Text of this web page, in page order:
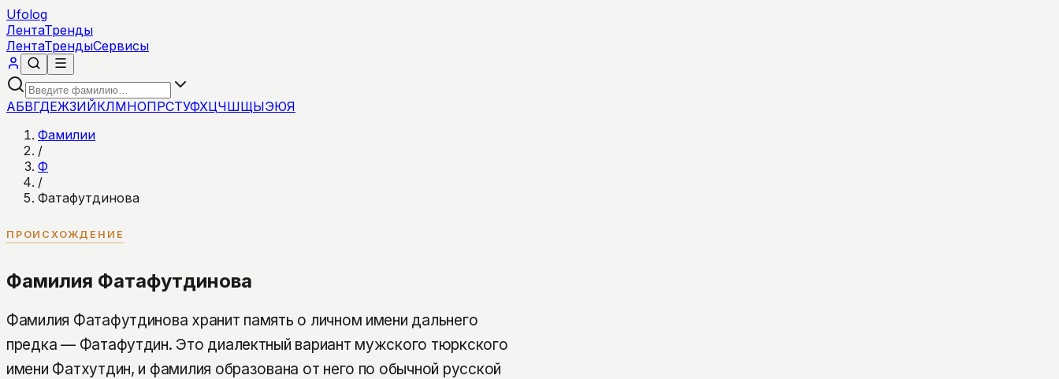
Ufolog
ЛентаТренды
ЛентаТрендыСервисы
АБВГДЕЖЗИЙКЛМНОПРСТУФХЦЧШЩЫЭЮЯ
Фамилии
/
Ф
/
Фатафутдинова
ПРОИСХОЖДЕНИЕ
Фамилия Фатафутдинова
Фамилия Фатафутдинова хранит память о личном имени дальнего
предка — Фатафутдин. Это диалектный вариант мужского тюркского
имени Фатхутдин, и фамилия образована от него по обычной русской